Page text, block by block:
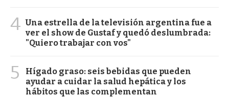
4 Una estrella de la televisión argentina fue a
ver el show de Gustaf y quedó deslumbrada:
"Quiero trabajar con vos"
5
Hígado graso: seis bebidas que pueden
ayudar a cuidar la salud hepática y los
hábitos que las complementan